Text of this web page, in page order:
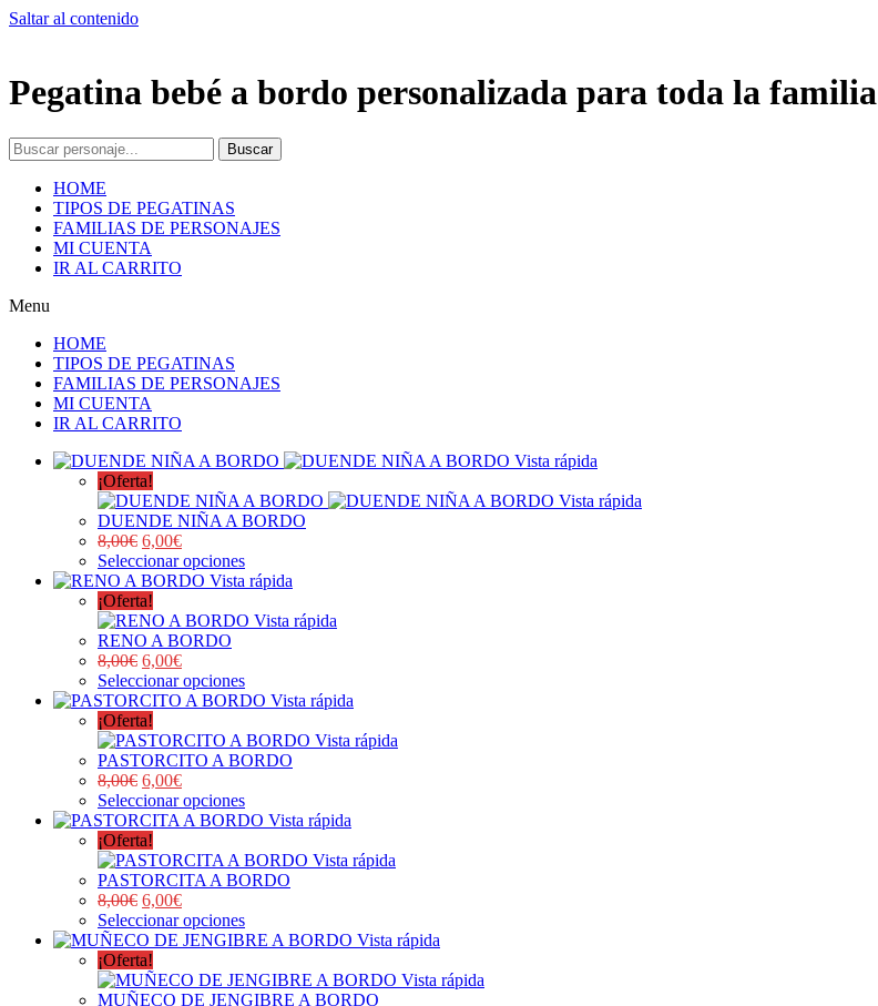
Saltar al contenido
Pegatina bebé a bordo personalizada para toda la familia
Buscar
HOME
TIPOS DE PEGATINAS
FAMILIAS DE PERSONAJES
MI CUENTA
IR AL CARRITO
Menu
HOME
TIPOS DE PEGATINAS
FAMILIAS DE PERSONAJES
MI CUENTA
IR AL CARRITO
Vista rápida
¡Oferta!
Vista rápida
DUENDE NIÑA A BORDO
8,00€ 6,00€
Seleccionar opciones
Vista rápida
¡Oferta!
Vista rápida
RENO A BORDO
8,00€ 6,00€
Seleccionar opciones
Vista rápida
¡Oferta!
Vista rápida
PASTORCITO A BORDO
8,00€ 6,00€
Seleccionar opciones
Vista rápida
¡Oferta!
Vista rápida
PASTORCITA A BORDO
8,00€ 6,00€
Seleccionar opciones
Vista rápida
¡Oferta!
Vista rápida
MUÑECO DE JENGIBRE A BORDO